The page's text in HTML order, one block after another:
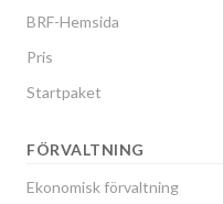
BRF-Hemsida
Pris
Startpaket
FÖRVALTNING
Ekonomisk förvaltning